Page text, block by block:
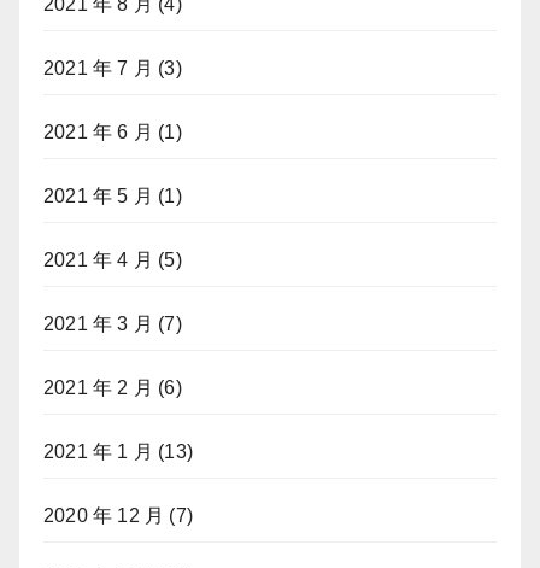
2021 年 8 月 (4)
2021 年 7 月 (3)
2021 年 6 月 (1)
2021 年 5 月 (1)
2021 年 4 月 (5)
2021 年 3 月 (7)
2021 年 2 月 (6)
2021 年 1 月 (13)
2020 年 12 月 (7)